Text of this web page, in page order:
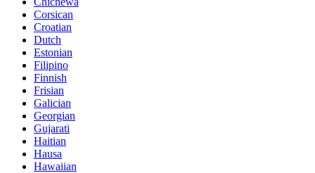
Corsican
Croatian
Dutch
Estonian
Filipino
Finnish
Frisian
Galician
Georgian
Gujarati
Haitian
Hausa
Hawaiian